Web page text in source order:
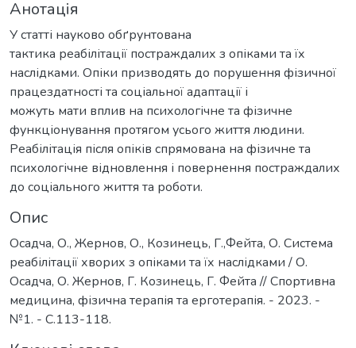
Анотація
У статті науково обґрунтована
тактика реабілітації постраждалих з опіками та їх
наслідками. Опіки призводять до порушення фізичної
працездатності та соціальної адаптації і
можуть мати вплив на психологічне та фізичне
функціонування протягом усього життя людини.
Реабілітація після опіків спрямована на фізичне та
психологічне відновлення і повернення постраждалих
до соціального життя та роботи.
Опис
Осадча, О., Жернов, О., Козинець, Г.,Фейта, О. Система
реабілітації хворих з опіками та їх наслідками / О.
Осадча, О. Жернов, Г. Козинець, Г. Фейта // Спортивна
медицина, фізична терапія та ерготерапія. - 2023. -
№1. - С.113-118.